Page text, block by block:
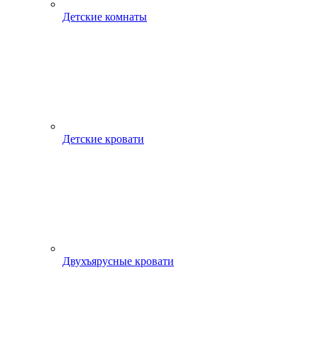
Детские комнаты
Детские кровати
Двухъярусные кровати